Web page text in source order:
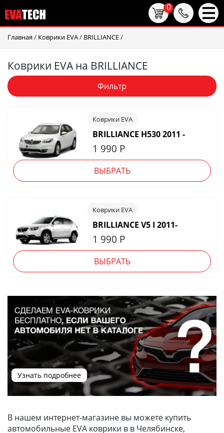
Главная / Коврики EVA/ BRILLIANCE/
Коврики EVA на BRILLIANCE
Фильтр
Коврики EVA
BRILLIANCE H530 2011 -
1 990 Р
ВЫБРАТЬ
Коврики EVA
BRILLIANCE V5 I 2011-
1 990 Р
ВЫБРАТЬ
Узнать подробнее
В нашем интернет-магазине вы можете купить
автомобильные EVA коврики в в Челябинске,
0